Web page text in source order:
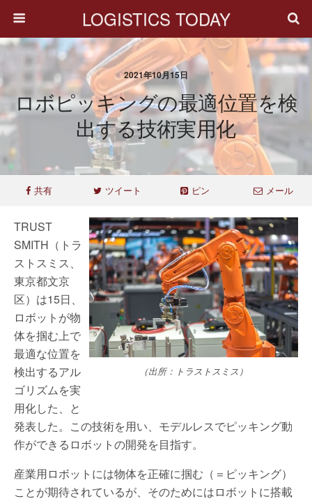
LOGISTICS TODAY
2021年10月15日
ロボピッキングの最適位置を検
出する技術実用化
共有 ツイート ピン メール
（出所：トラストスミス）
TRUST
SMITH（トラ
ストスミス、
東京都文京
区）は15日、
ロボットが物
体を掴む上で
最適な位置を
検出するアル
ゴリズムを実
用化した、と
発表した。この技術を用い、モデルレスでピッキング動
作ができるロボットの開発を目指す。
産業用ロボットには物体を正確に掴む（＝ピッキング）
ことが期待されているが、そのためにはロボットに搭載